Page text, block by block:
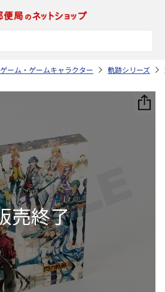
ゲーム・ゲームキャラクター 軌跡シリーズ